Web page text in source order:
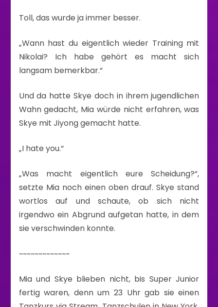
Toll, das wurde ja immer besser.
„Wann hast du eigentlich wieder Training mit
Nikolai? Ich habe gehört es macht sich
langsam bemerkbar.“
Und da hatte Skye doch in ihrem jugendlichen
Wahn gedacht, Mia würde nicht erfahren, was
Skye mit Jiyong gemacht hatte.
„I hate you.“
„Was macht eigentlich eure Scheidung?“,
setzte Mia noch einen oben drauf. Skye stand
wortlos auf und schaute, ob sich nicht
irgendwo ein Abgrund aufgetan hatte, in dem
sie verschwinden konnte.
~~~~~~~~~~~~~
Mia und Skye blieben nicht, bis Super Junior
fertig waren, denn um 23 Uhr gab sie einen